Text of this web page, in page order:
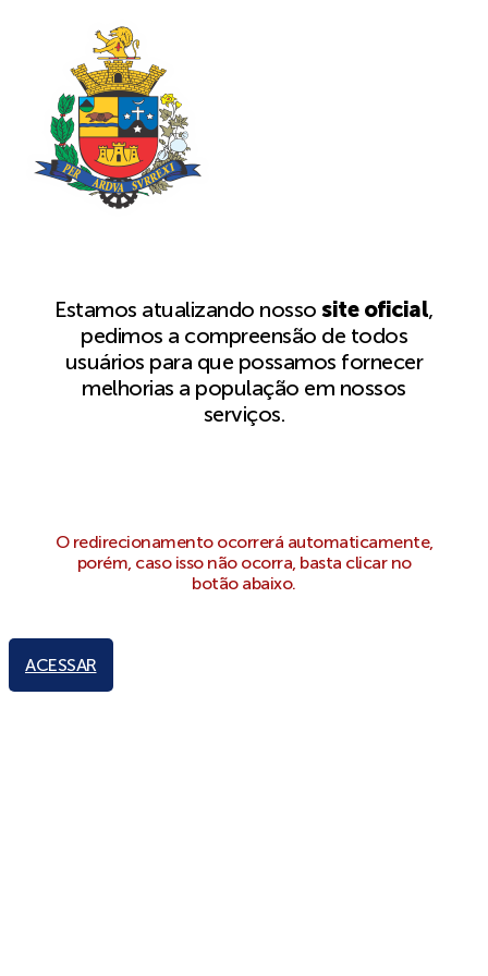
Estamos atualizando nossosite oficial,
pedimos a compreensão de todos
usuários para que possamos fornecer
melhorias a população em nossos
serviços.
O redirecionamento ocorrerá automaticamente,
porém, caso isso não ocorra, basta clicar no
botão abaixo.
ACESSAR